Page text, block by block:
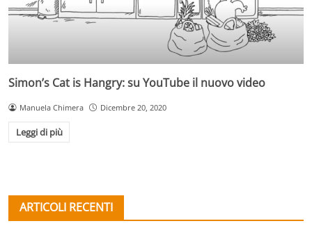
Simon’s Cat is Hangry: su YouTube il nuovo video
Manuela Chimera Dicembre 20, 2020
Leggi di più
ARTICOLI RECENTI